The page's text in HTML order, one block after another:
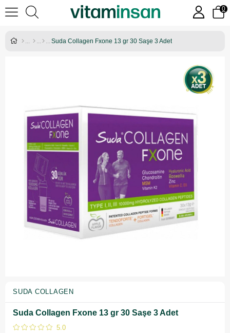
0
Suda Collagen Fxone 13 gr 30 Saşe 3 Adet
SUDA COLLAGEN
Suda Collagen Fxone 13 gr 30 Saşe 3 Adet
5.0